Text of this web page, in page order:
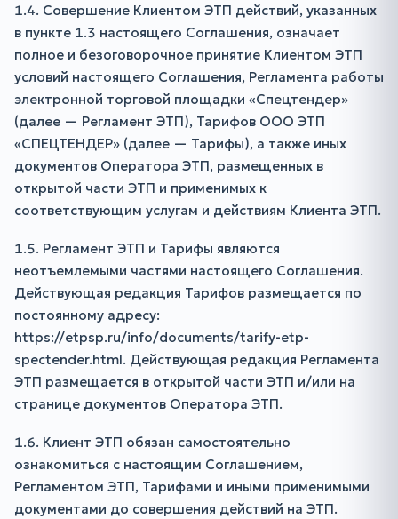
1.4. Совершение Клиентом ЭТП действий, указанных
в пункте 1.3 настоящего Соглашения, означает
полное и безоговорочное принятие Клиентом ЭТП
условий настоящего Соглашения, Регламента работы
электронной торговой площадки «Спецтендер»
(далее — Регламент ЭТП), Тарифов ООО ЭТП
«СПЕЦТЕНДЕР» (далее — Тарифы), а также иных
документов Оператора ЭТП, размещенных в
открытой части ЭТП и применимых к
соответствующим услугам и действиям Клиента ЭТП.
1.5. Регламент ЭТП и Тарифы являются
неотъемлемыми частями настоящего Соглашения.
Действующая редакция Тарифов размещается по
постоянному адресу:
https://etpsp.ru/info/documents/tarify-etp-
spectender.html. Действующая редакция Регламента
ЭТП размещается в открытой части ЭТП и/или на
странице документов Оператора ЭТП.
1.6. Клиент ЭТП обязан самостоятельно
ознакомиться с настоящим Соглашением,
Регламентом ЭТП, Тарифами и иными применимыми
документами до совершения действий на ЭТП.